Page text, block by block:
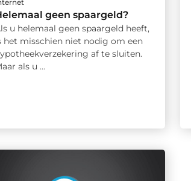
geen spaargeld?
u helemaal geen spaargeld heeft,
het misschien niet nodig om een
af te sluiten.
als u ...